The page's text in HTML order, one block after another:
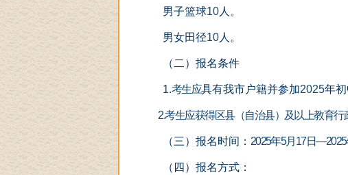
男子篮球10人。
男女田径10人。
（二）报名条件
1.考生应具有我市户籍并参加2025年
2.考生应获得区县（自治县）及以上教育
（三）报名时间： 2025年5月 17日—2025
（四）报名方式：